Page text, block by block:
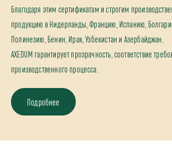
Благодаря этим сертификатам и строгим
продукцию в Нидерланды, Францию, Испанию,
Полинезию, Бенин, Ирак, Узбекистан и Азербайджан.
AXEDUM гарантирует прозрачность, соответствие
производственного процесса.
Подробнее